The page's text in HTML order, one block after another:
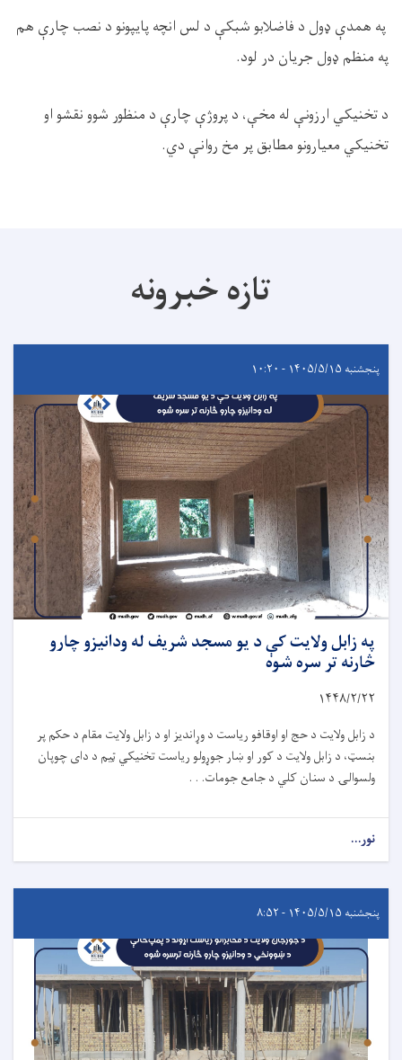
په همدې ډول د فاضلابو شبکې د لس انچه پایپونو د نصب چارې هم
په منظم ډول جریان در لود.
د تخنیکي ارزونې له مخې، د پروژې چارې د منظور شوو نقشو او
تخنیکي معیارونو مطابق پر مخ روانې دي.
تازه خبرونه
پنجشنبه ۱۴۰۵/۵/۱۵ - ۱۰:۲۰
په زابل ولایت کې د یو مسجد شریف له ودانیزو چارو
څارنه تر سره شوه
۱۴۴۸/۲/۲۲
د زابل ولایت د حج او اوقافو ریاست د وړاندیز او د زابل ولایت مقام د حکم پر
بنسټ، د زابل ولایت د کور او ښار جوړولو ریاست تخنیکي ټیم د دای چوپان
ولسوالۍ د سنان کلي د جامع جومات. . .
نور...
پنجشنبه ۱۴۰۵/۵/۱۵ - ۸:۵۲